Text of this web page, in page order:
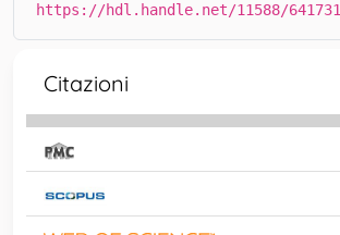
https://hdl.handle.net/11588/641731
Citazioni